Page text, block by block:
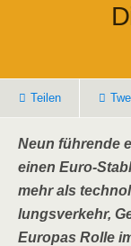
Tei­len
Neun füh­ren­de
einen Euro-
mehr als
lungs­ver­kehr,
Euro­pas Rol­le